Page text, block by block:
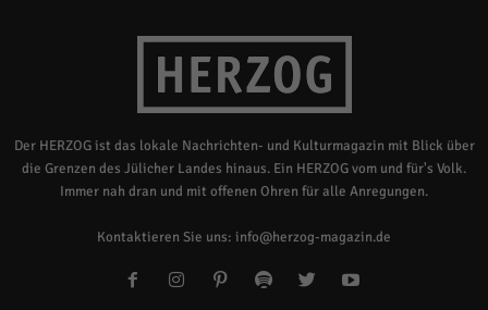
Der HERZOG ist das lokale Nachrichten- und Kulturmagazin mit Blick über
die Grenzen des Jülicher Landes hinaus. Ein HERZOG vom und für's Volk.
Immer nah dran und mit offenen Ohren für alle Anregungen.
Kontaktieren Sie uns: info@herzog-magazin.de